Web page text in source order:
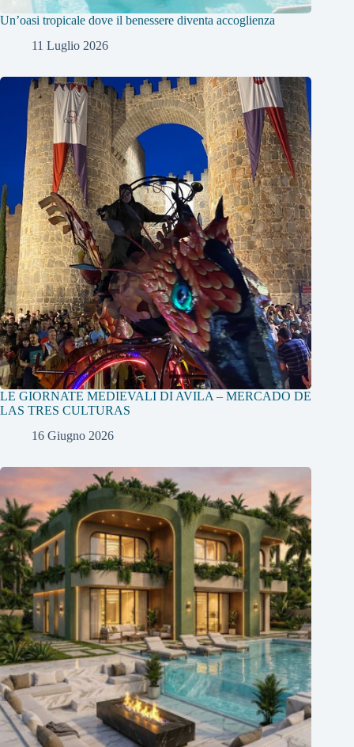
Un’oasi tropicale dove il benessere diventa accoglienza
11 Luglio 2026
LE GIORNATE MEDIEVALI DI AVILA – MERCADO DE
LAS TRES CULTURAS
16 Giugno 2026